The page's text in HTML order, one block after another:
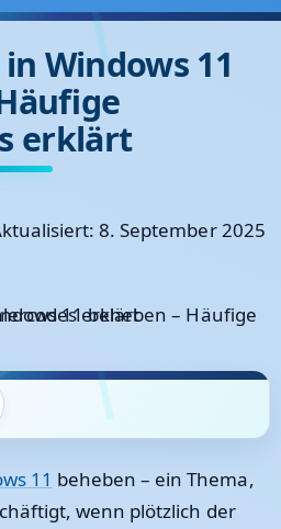
Windows 11
erklärt
8. September 2025
11 beheben – ein Thema,
wenn plötzlich der